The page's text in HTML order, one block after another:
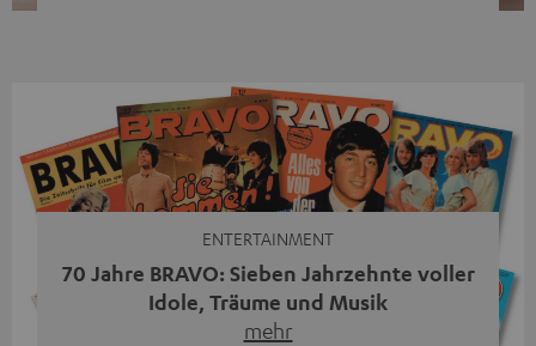
Streaming-System vereint hochwertige HiFi-Technik,
moderne Streaming-Funktionen und hohe Flexibilität in
einem einzigen Gerät – und zeigt, dass man für großen
Sound heute keine klassische HiFi-Anlage mehr braucht.
ENTERTAINMENT
70 Jahre BRAVO: Sieben Jahrzehnte voller
Idole, Träume und Musik
mehr